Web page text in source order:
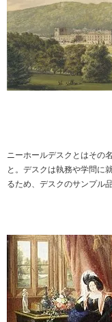
ニーホールデスクとはその
と。デスクは執務や学問に
るため、デスクのサンプル